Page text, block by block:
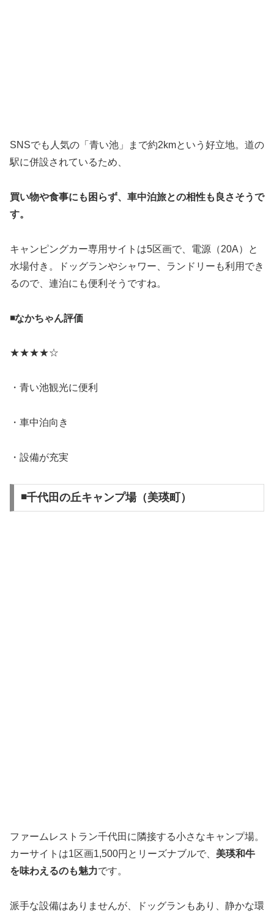
SNSでも人気の「青い池」まで約2kmという好立地。道の
駅に併設されているため、
買い物や食事にも困らず、車中泊旅との相性も良さそうで
す。
キャンピングカー専用サイトは5区画で、電源（20A）と
水場付き。ドッグランやシャワー、ランドリーも利用でき
るので、連泊にも便利そうですね。
◾️なかちゃん評価
★★★★☆
・青い池観光に便利
・車中泊向き
・設備が充実
◾️千代田の丘キャンプ場（美瑛町）
ファームレストラン千代田に隣接する小さなキャンプ場。
カーサイトは1区画1,500円とリーズナブルで、 美瑛和牛
を味わえるのも魅力です。
派手な設備はありませんが、ドッグランもあり、静かな環